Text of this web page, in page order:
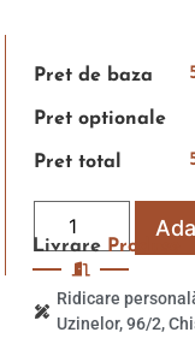
Pret de baza
Pret optionale
Pret total
LivrareProduse
Ridicare
Uzinelor, 96/2,